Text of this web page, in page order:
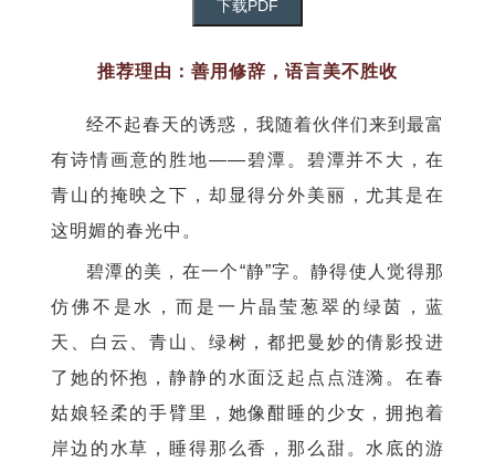
推荐理由：善用修辞，语言美不胜收
经不起春天的诱惑，我随着伙伴们来到最富
有诗情画意的胜地——碧潭。碧潭并不大，在
青山的掩映之下，却显得分外美丽，尤其是在
这明媚的春光中。
碧潭的美，在一个“静”字。静得使人觉得那
仿佛不是水，而是一片晶莹葱翠的绿茵，蓝
天、白云、青山、绿树，都把曼妙的倩影投进
了她的怀抱，静静的水面泛起点点涟漪。在春
姑娘轻柔的手臂里，她像酣睡的少女，拥抱着
岸边的水草，睡得那么香，那么甜。水底的游